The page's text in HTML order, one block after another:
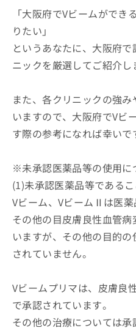
「大阪府でVビームがで
りたい」
というあなたに、大阪府
ニックを厳選してご紹介し
また、各クリニックの強
いますので、大阪府でVビ
す際の参考になれば幸いで
※未承認医薬品等の使用に
(1)未承認医薬品等である
Vビーム、VビームⅡは医薬
その他の目皮膚良性血管
いますが、その他の目的
されていません。
Vビームプリマは、皮膚良
で承認されています。
その他の治療については承
ビ
関
す
る
お
い
わ
せ
ち
ら
こち
らは
マイ
ナビ
ニッ
イト
お問
合せ
フォ
ら
広
告
の
問
い
せ
は
こ
ち
ら
資
料
ご
求
は
広
告
代
店
方
は
ち
広
告
出
稿
の
問
い
合
わ
お